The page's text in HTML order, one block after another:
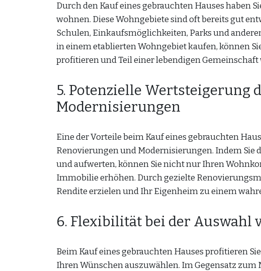
Durch den Kauf eines gebrauchten Hauses haben
wohnen. Diese Wohngebiete sind oft bereits gut
Schulen, Einkaufsmöglichkeiten, Parks und
in einem etablierten Wohngebiet kaufen, können
profitieren und Teil einer lebendigen Gemeinschaft
5. Potenzielle Wertsteigerung
Modernisierungen
Eine der Vorteile beim Kauf eines gebrauchten
Renovierungen und Modernisierungen. Indem Sie
und aufwerten, können Sie nicht nur Ihren
Immobilie erhöhen. Durch gezielte
Rendite erzielen und Ihr Eigenheim zu einem
6. Flexibilität bei der Auswahl
Beim Kauf eines gebrauchten Hauses profitieren
Ihren Wünschen auszuwählen. Im Gegensatz zum